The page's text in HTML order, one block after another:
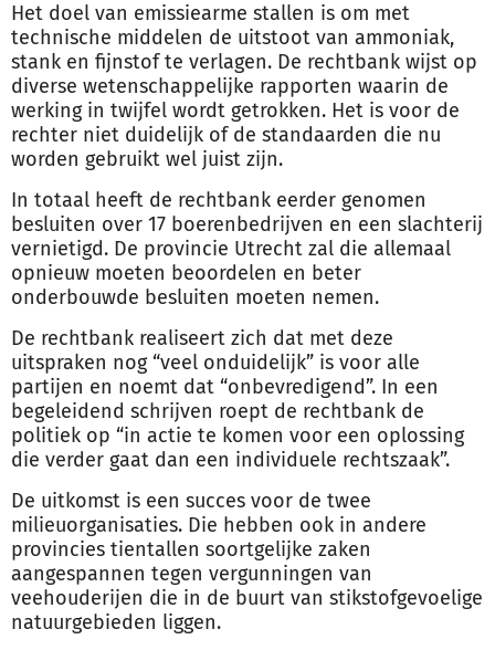
Het doel van emissiearme stallen is om met
technische middelen de uitstoot van ammoniak,
stank en fijnstof te verlagen. De rechtbank wijst op
diverse wetenschappelijke rapporten waarin de
werking in twijfel wordt getrokken. Het is voor de
rechter niet duidelijk of de standaarden die nu
worden gebruikt wel juist zijn.
In totaal heeft de rechtbank eerder genomen
besluiten over 17 boerenbedrijven en een slachterij
vernietigd. De provincie Utrecht zal die allemaal
opnieuw moeten beoordelen en beter
onderbouwde besluiten moeten nemen.
De rechtbank realiseert zich dat met deze
uitspraken nog “veel onduidelijk” is voor alle
partijen en noemt dat “onbevredigend”. In een
begeleidend schrijven roept de rechtbank de
politiek op “in actie te komen voor een oplossing
die verder gaat dan een individuele rechtszaak”.
De uitkomst is een succes voor de twee
milieuorganisaties. Die hebben ook in andere
provincies tientallen soortgelijke zaken
aangespannen tegen vergunningen van
veehouderijen die in de buurt van stikstofgevoelige
natuurgebieden liggen.